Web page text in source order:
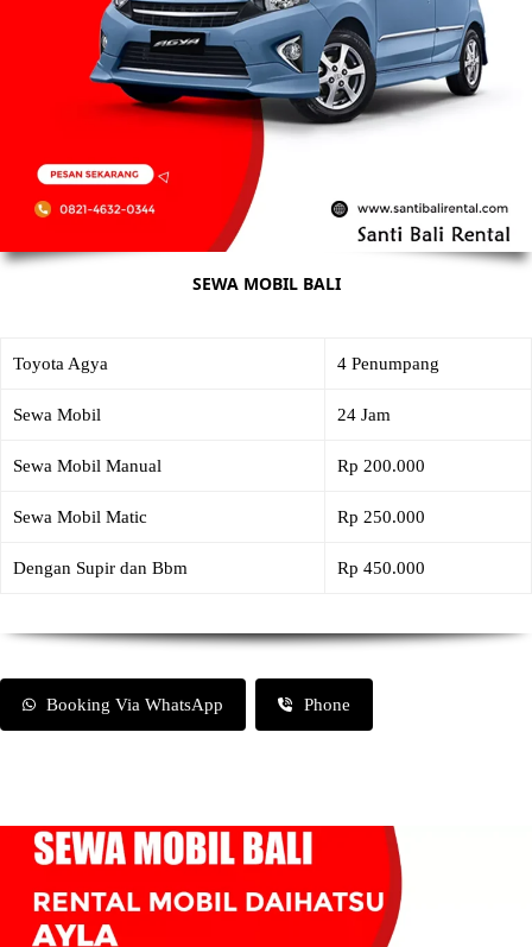
SEWA MOBIL BALI
Toyota Agya 4 Penumpang
Sewa Mobil 24 Jam
Sewa Mobil Manual Rp 200.000
Sewa Mobil Matic Rp 250.000
Dengan Supir dan Bbm Rp 450.000
Booking Via WhatsApp Phone